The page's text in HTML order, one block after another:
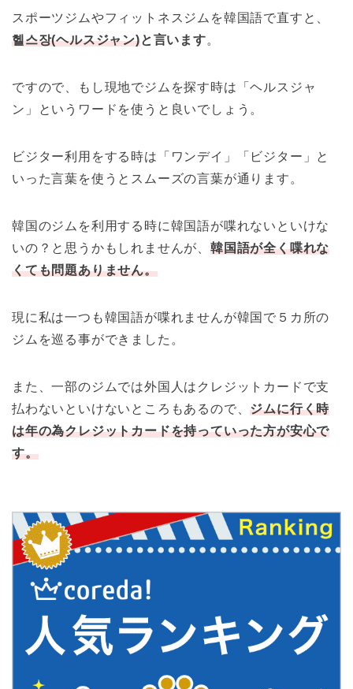
スポーツジムやフィットネスジムを韓国語で直すと、
헬스장(ヘルスジャン)と言います。
ですので、もし現地でジムを探す時は「ヘルスジャ
ン」というワードを使うと良いでしょう。
ビジター利用をする時は「ワンデイ」「ビジター」と
いった言葉を使うとスムーズの言葉が通ります。
韓国のジムを利用する時に韓国語が喋れないといけな
いの？と思うかもしれませんが、 韓国語が全く喋れな
くても問題ありません。
現に私は一つも韓国語が喋れませんが韓国で５カ所の
ジムを巡る事ができました。
また、一部のジムでは外国人はクレジットカードで支
払わないといけないところもあるので、ジムに行く時
は年の為クレジットカードを持っていった方が安心で
す。